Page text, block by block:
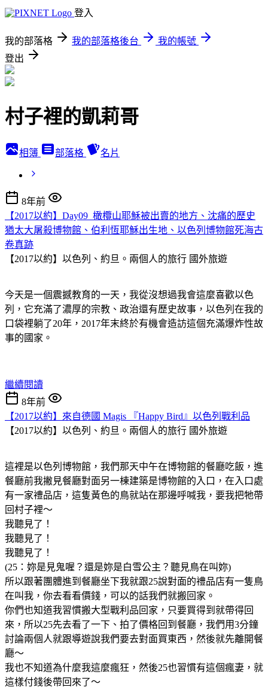
登入
我的部落格 我的部落格後台
我的帳號
登出
村子裡的凱莉哥
相簿 部落格 名片
8年前
【2017以約】Day09_橄欖山耶穌被出賣的地方、沈痛的歷史
猶太大屠殺博物館、伯利恆耶穌出生地、以色列博物館死海古
卷真跡
【2017以約】以色列、約旦。兩個人的旅行 國外旅遊
今天是一個震撼教育的一天，我從沒想過我會這麼喜歡以色
列，它充滿了濃厚的宗教、政治還有歷史故事，以色列在我的
口袋裡躺了20年，2017年末終於有機會造訪這個充滿爆炸性故
事的國家。
繼續閱讀
8年前
【2017以約】來自德國 Magis 『Happy Bird』以色列戰利品
【2017以約】以色列、約旦。兩個人的旅行 國外旅遊
這裡是以色列博物館，我們那天中午在博物館的餐廳吃飯，進
餐廳前我撇見餐廳對面另一棟建築是博物館的入口，在入口處
有一家禮品店，這隻黃色的鳥就站在那邊呼喊我，要我把牠帶
回村子裡～
我聽見了！
我聽見了！
我聽見了！
(25：妳是見鬼喔？還是妳是白雪公主？聽見鳥在叫妳)
所以跟著團體進到餐廳坐下我就跟25說對面的禮品店有一隻鳥
在叫我，你去看看價錢，可以的話我們就搬回家。
你們也知道我習慣搬大型戰利品回家，只要買得到就帶得回
來，所以25先去看了一下、拍了價格回到餐廳，我們用3分鐘
討論兩個人就跟導遊說我們要去對面買東西，然後就先離開餐
廳～
我也不知道為什麼我這麼瘋狂，然後25也習慣有這個瘋妻，就
這樣付錢後帶回來了～